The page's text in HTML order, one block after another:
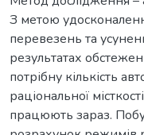
З метою
перевезень та
результатах
потрібну кількість
раціональної
працюють зараз.